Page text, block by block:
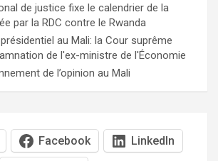
de justice fixe le calendrier de la
par la RDC contre le Rwanda
au Mali: la Cour suprême
de l'ex-ministre de l'Économie
de l’opinion au Mali
Facebook LinkedIn